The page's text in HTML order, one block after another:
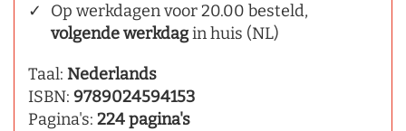
Op werkdagen voor 20.00 besteld,
volgende werkdagin huis (NL)
Taal: Nederlands
ISBN: 9789024594153
Pagina's: 224 pagina's